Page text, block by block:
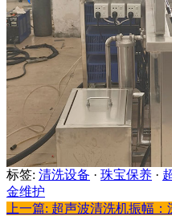
标签: 清洗设备 · 珠宝保养 ·
金维护
上一篇: 超声波清洗机振幅